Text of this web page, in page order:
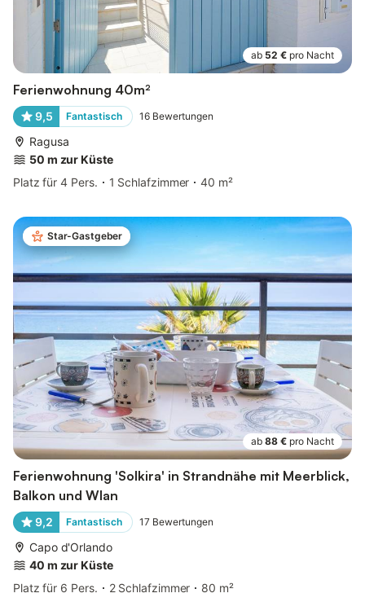
ab 52 € pro Nacht
Ferienwohnung 40m²
9,5 Fantastisch 16 Bewertungen
Ragusa
50 m zur Küste
Platz für 4 Pers.
1 Schlafzimmer 40 m²
Star-Gastgeber
ab 88 € pro Nacht
Ferienwohnung 'Solkira' in Strandnähe mit Meerblick,
Balkon und Wlan
9,2 Fantastisch 17 Bewertungen
Capo d'Orlando
40 m zur Küste
Platz für 6 Pers.
2 Schlafzimmer
80 m²